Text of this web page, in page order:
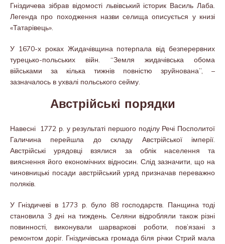
Гніздичева зібрав відомості львівський історик Василь Лаба.
Легенда про походження назви селища описується у книзі
«Татарівець».
У 1670-х роках Жидачівщина потерпала від безперервних
турецько-польських війн. “Земля жидачівська обома
військами за кілька тижнів повністю зруйнована”, –
зазначалось в ухвалі польського сейму.
Австрійські порядки
Навесні 1772 р. у результаті першого поділу Речі Посполитої
Галичина перейшла до складу Австрійської імперії.
Австрійські урядовці взялися за облік населення та
вияснення його економічних відносин. Слід зазначити, що на
чиновницькі посади австрійський уряд призначав переважно
поляків.
У Гніздичеві в 1773 р. було 88 господарств. Панщина тоді
становила 3 дні на тиждень. Селяни відробляли також різні
повинності, виконували шарваркові роботи, пов’язані з
ремонтом доріг. Гніздичівська громада біля річки Стрий мала